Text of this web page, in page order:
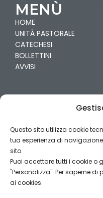
Questo sito utilizza cookie
tua esperienza di
sito.
Puoi accettare tutti i cookie o
"Personalizza". Per saperne
ai cookies.
MENÙ
HOME
UNITÀ PASTORALE
CATECHESI
BOLLETTINI
AVVISI
CAILINA
COGOZZO